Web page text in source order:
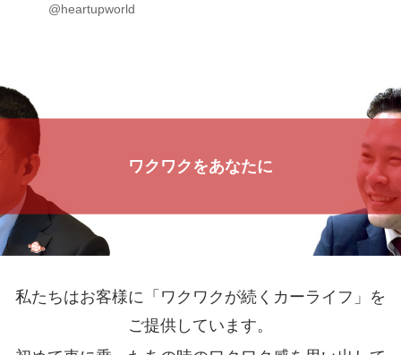
@heartupworld
ワクワクをあなたに
私たちはお客様に「ワクワクが続くカーライフ」を
ご提供しています。